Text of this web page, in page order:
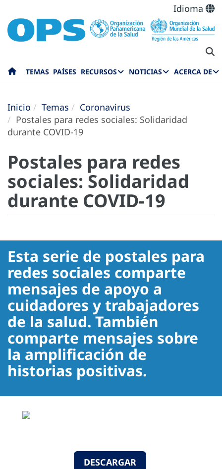
Idioma
TEMAS PAÍSES RECURSOS NOTICIAS ACERCA DE
Inicio Temas
Coronavirus
Postales para redes sociales: Solidaridad
durante COVID-19
Postales para redes
sociales: Solidaridad
durante COVID-19
Esta serie de postales para
redes sociales comparte
mensajes de apoyo a
cuidadores y trabajadores
de la salud. También
comparte mensajes sobre
la amplificación de
historias positivas.
DESCARGAR